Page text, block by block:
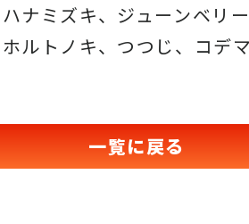
ナミズキ、ジューンベリ
ルトノキ、つつじ、コデ
一覧に戻る